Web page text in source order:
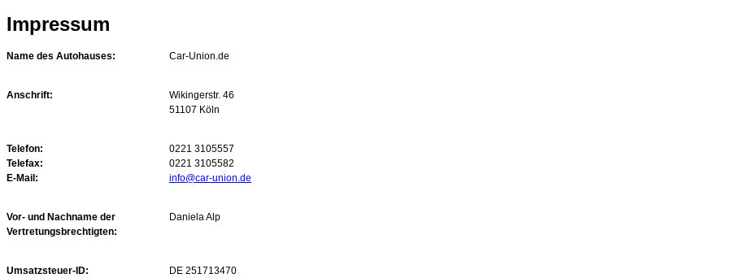
Impressum
Name des Autohauses: Car-Union.de
Anschrift:
Wikingerstr. 46
51107 Köln
Telefon:
0221 3105557
Telefax:
0221 3105582
E-Mail:
info@car-union.de
Vor- und Nachname der
Vertretungsbrechtigten:
Daniela Alp
Umsatzsteuer-ID:
DE 251713470